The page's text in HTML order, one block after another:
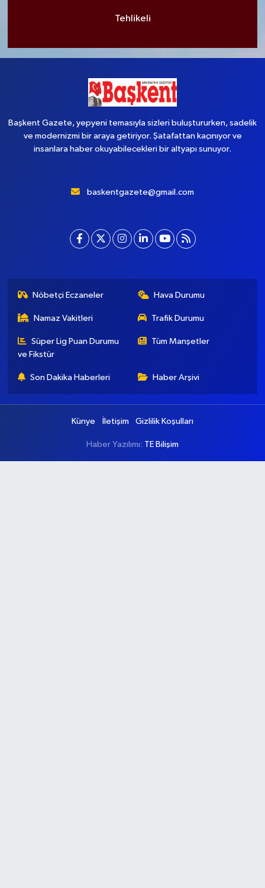
Tehlikeli
Başkent Gazete, yepyeni temasıyla sizleri buluştururken, sadelik
ve modernizmi bir araya getiriyor. Şatafattan kaçınıyor ve
insanlara haber okuyabilecekleri bir altyapı sunuyor.
baskentgazete@gmail.com
Nöbetçi Eczaneler Hava Durumu
Namaz Vakitleri Trafik Durumu
Süper Lig Puan Durumu
ve Fikstür
Tüm Manşetler
Son Dakika Haberleri Haber Arşivi
Künye İletişim Gizlilik Koşulları
Haber Yazılımı: TE Bilişim